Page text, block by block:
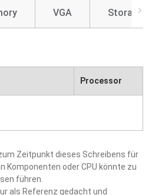
VGA Storage
Processor
Zeitpunkt dieses Schreibens für
Komponenten oder CPU könnte zu
führen.
als Referenz gedacht und